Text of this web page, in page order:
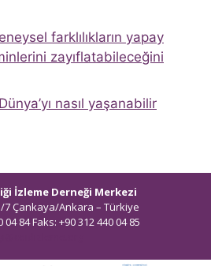
farklılıkların yapay
zayıflatabileceğini
nasıl yaşanabilir
İzleme Derneği Merkezi
7 Çankaya/Ankara – Türkiye
04 84 Faks: +90 312 440 04 85